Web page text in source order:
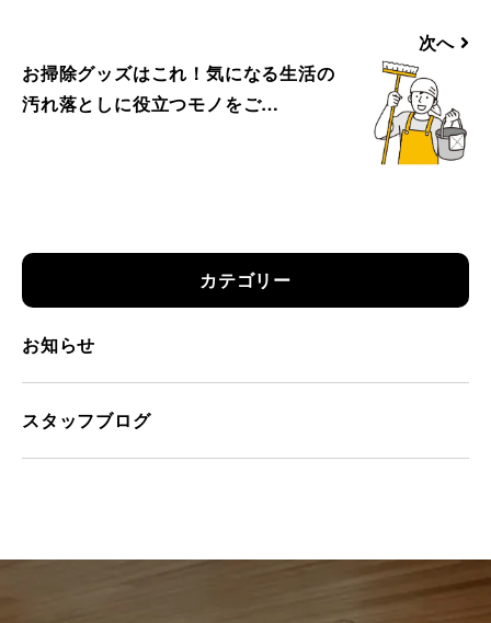
次へ
お掃除グッズはこれ！気になる生活の
汚れ落としに役立つモノをご…
カテゴリー
お知らせ
スタッフブログ